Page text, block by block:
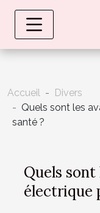
Accueil
Divers
Quels sont les
santé ?
Quels sont
électrique